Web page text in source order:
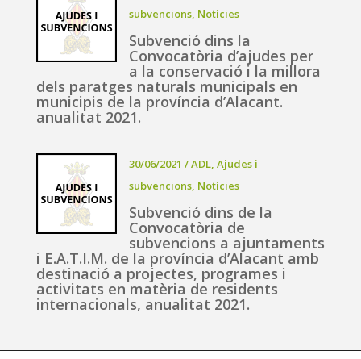
subvencions, Notícies
Subvenció dins la
Convocatòria d’ajudes per
a la conservació i la millora
dels paratges naturals municipals en
municipis de la província d’Alacant.
anualitat 2021.
30/06/2021 /ADL, Ajudes i
subvencions, Notícies
Subvenció dins de la
Convocatòria de
subvencions a ajuntaments
i E.A.T.I.M. de la província d’Alacant amb
destinació a projectes, programes i
activitats en matèria de residents
internacionals, anualitat 2021.